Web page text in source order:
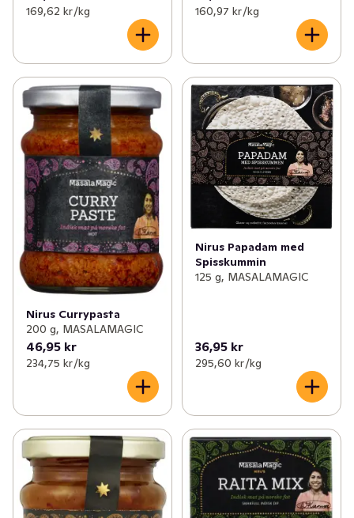
✓ Nyheter till de minsta
169,62 kr /kg 160,97 kr /kg
Nirus Currypasta
200 g, MASALAMAGIC
46,95 kr
234,75 kr /kg
Nirus Papadam med
Spisskummin
125 g, MASALAMAGIC
36,95 kr
295,60 kr /kg